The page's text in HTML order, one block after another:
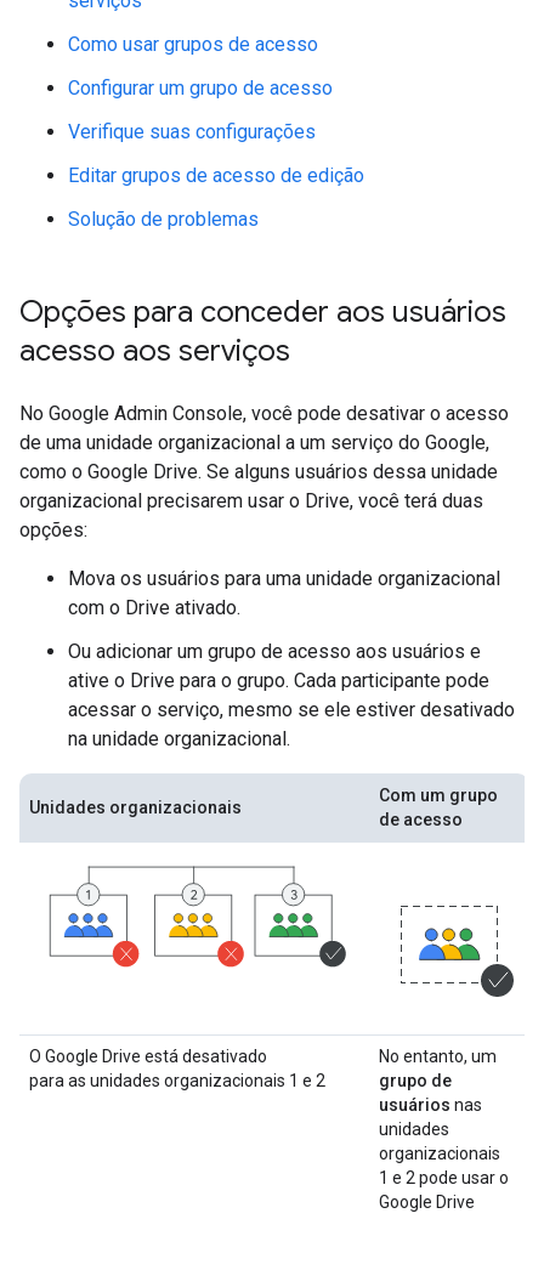
Como usar grupos de acesso
Configurar um grupo de acesso
Verifique suas configurações
Editar grupos de acesso de edição
Solução de problemas
Opções para conceder aos usuários
acesso aos serviços
No Google Admin Console, você pode desativar o acesso
de uma unidade organizacional a um serviço do Google,
como o Google Drive. Se alguns usuários dessa unidade
organizacional precisarem usar o Drive, você terá duas
opções:
Mova os usuários para uma unidade organizacional
com o Drive ativado.
Ou adicionar um grupo de acesso aos usuários e
ative o Drive para o grupo. Cada participante pode
acessar o serviço, mesmo se ele estiver desativado
na unidade organizacional.
Unidades organizacionais
Com um grupo
de acesso
O Google Drive está desativado
para as unidades organizacionais 1 e 2
No entanto, um
grupo de
usuários nas
unidades
organizacionais
1 e 2 pode usar o
Google Drive